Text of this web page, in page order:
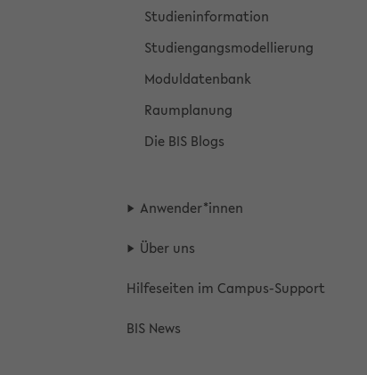
Stu­di­en­in­for­ma­ti­on
Stu­di­en­gangs­mo­del­lie­rung
Mo­dul­da­ten­bank
Raum­pla­nung
Die BIS Blogs
An­wen­der*innen
Über uns
Hil­fe­sei­ten im Campus-​Support
BIS News